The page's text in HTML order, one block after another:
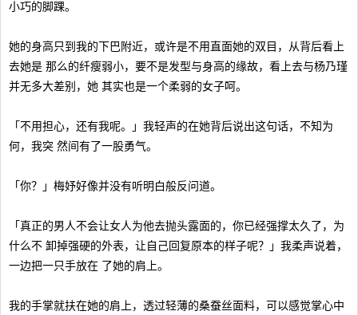
小巧的脚踝。
她的身高只到我的下巴附近，或许是不用直面她的双目，从背后看上
去她是 那么的纤瘦弱小，要不是发型与身高的缘故，看上去与杨乃瑾
并无多大差别，她 其实也是一个柔弱的女子呵。
「不用担心，还有我呢。」我轻声的在她背后说出这句话，不知为
何，我突 然间有了一股勇气。
「你？」梅妤好像并没有听明白般反问道。
「真正的男人不会让女人为他去抛头露面的，你已经强撑太久了，为
什么不 卸掉强硬的外表，让自己回复原本的样子呢？」我柔声说着，
一边把一只手放在 了她的肩上。
我的手掌就扶在她的肩上，透过轻薄的桑蚕丝面料，可以感觉掌心中